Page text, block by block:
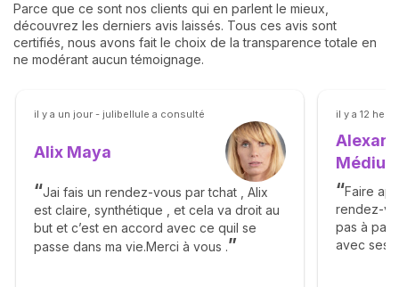
Parce que ce sont nos clients qui en parlent le mieux,
découvrez les derniers avis laissés. Tous ces avis sont
certifiés, nous avons fait le choix de la transparence totale en
ne modérant aucun témoignage.
il y a un jour - julibellule a consulté
Alix Maya
Jai fais un rendez-vous par tchat , Alix
est claire, synthétique , et cela va droit au
but et c’est en accord avec ce quil se
passe dans ma vie.Merci à vous .
il y a 12
Faire
rendez-
pas à pas
avec ses